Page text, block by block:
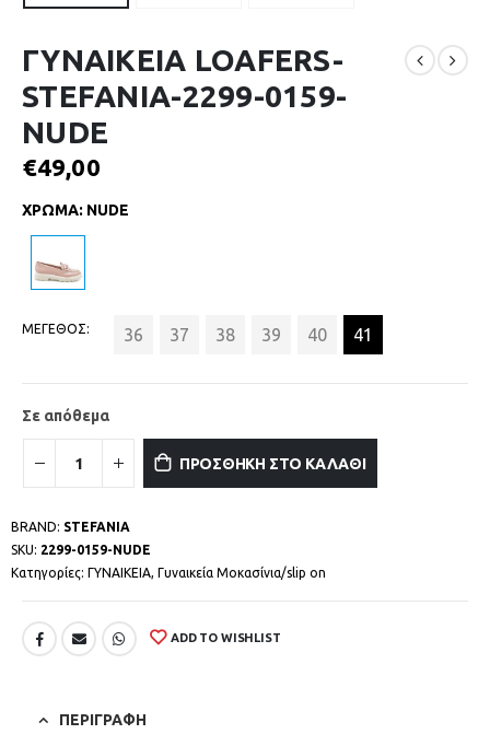
ΓΥΝΑΙΚΕΙΑ LOAFERS-
STEFANIA-2299-0159-
NUDE
€49,00
ΧΡΩΜΑ: NUDE
ΜΕΓΕΘΟΣ 36 37 38 39 40 41
Σε απόθεμα
ΠΡΟΣΘΗΚΗ ΣΤΟ ΚΑΛΑΘΙ
BRAND: STEFANIA
SKU: 2299-0159-NUDE
Κατηγορίες: ΓΥΝΑΙΚΕΙΑ, Γυναικεία Μοκασίνια/slip on
ADD TO WISHLIST
ΠΕΡΙΓΡΑΦΗ